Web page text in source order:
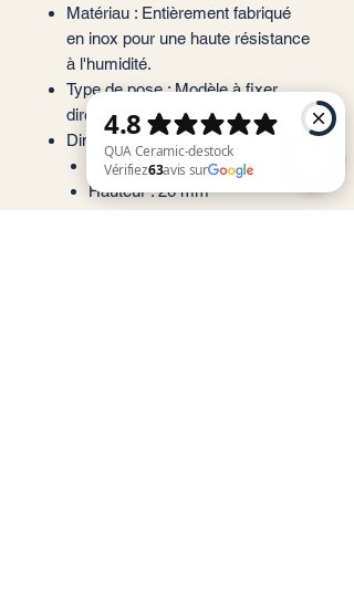
Matériau : Entièrement fabriqué
en inox pour une haute résistance
à l'humidité.
Type de pose : Modèle à fixer
directement au mur.
Dimensions : * Largeur : 170 mm
Profondeur : 63 mm
Hauteur : 26 mm